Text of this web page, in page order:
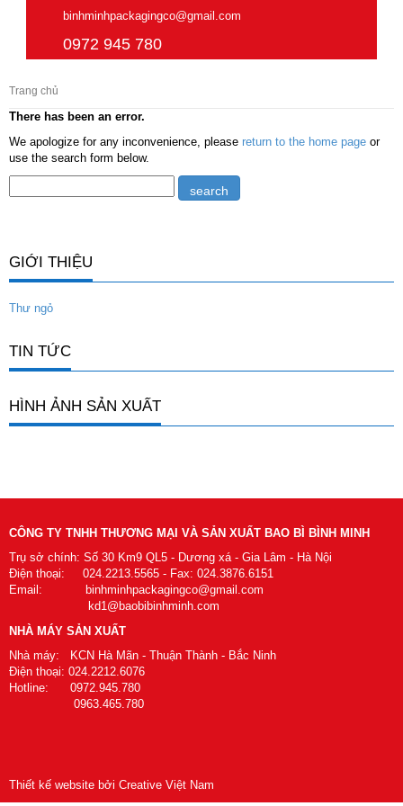
binhminhpackagingco@gmail.com
0972 945 780
Trang chủ
There has been an error.
We apologize for any inconvenience, please return to the home page or
use the search form below.
GIỚI THIỆU
Thư ngỏ
TIN TỨC
HÌNH ẢNH SẢN XUẤT
CÔNG TY TNHH THƯƠNG MẠI VÀ SẢN XUẤT BAO BÌ BÌNH MINH
Trụ sở chính: Số 30 Km9 QL5 - Dương xá - Gia Lâm - Hà Nội
Điện thoại: 024.2213.5565 - Fax: 024.3876.6151
Email: binhminhpackagingco@gmail.com
kd1@baobibinhminh.com
NHÀ MÁY SẢN XUẤT
Nhà máy: KCN Hà Mãn - Thuận Thành - Bắc Ninh
Điện thoại: 024.2212.6076
Hotline: 0972.945.780
0963.465.780
Thiết kế website bởi Creative Việt Nam